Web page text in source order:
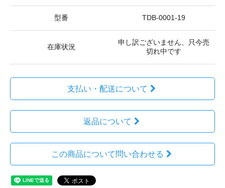
型番 TDB-0001-19
在庫状況
申し訳ございません、只今売
切れ中です
支払い・配送について
返品について
この商品について問い合わせる